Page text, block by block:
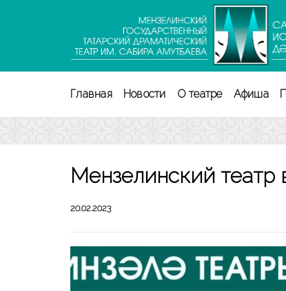
Enter)
Главная Новости О театре Афиша
Мензелинский театр
20.02.2023